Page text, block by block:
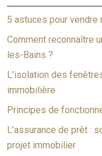
5 astuces pour
Comment reconnaître
les-Bains ?
L’isolation des
immobilière
Principes de
L’assurance de prêt :
projet immobilier